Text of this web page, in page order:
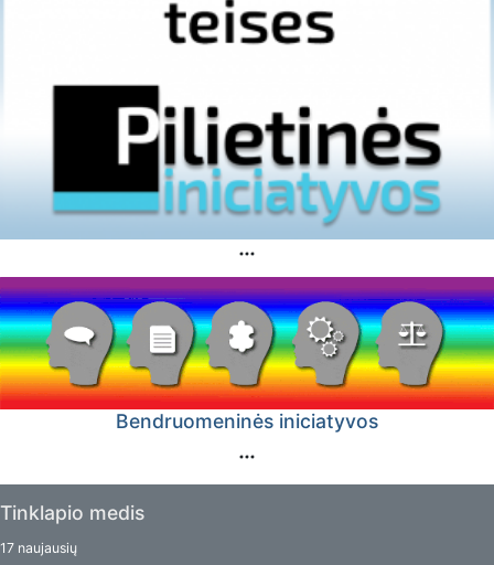
Bendruomeninės iniciatyvos
Tinklapio medis
17 naujausių